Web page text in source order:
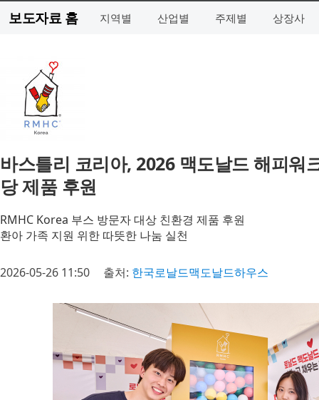
보도자료 홈 지역별 산업별 주제별 상장사
바스틀리 코리아, 2026 맥도날드 해피
당 제품 후원
RMHC Korea 부스 방문자 대상 친환경 제품 후원
환아 가족 지원 위한 따뜻한 나눔 실천
2026-05-26 11:50 출처: 한국로날드맥도날드하우스